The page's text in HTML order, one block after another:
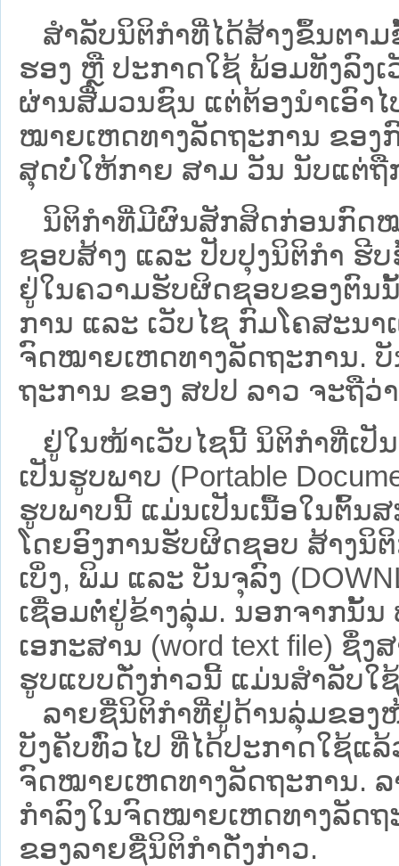
ສໍາລັບນິຕິກໍາທີ່ໄດ້ສ້າງຂຶ້ນຕາ
ຮອງ ຫຼື ປະກາດໃຊ້ ພ້ອມທັງລົງ
ຜ່ານສື່ມວນຊົນ ແຕ່ຕ້ອງນໍາເອົາ
ໝາຍ​ເຫດ​ທາງ​ລັດ​ຖະ​ການ​ ຂອ
ສຸດບໍ່ໃຫ້ກາຍ ສາມ ວັນ ນັບແຕ່ຖື
ນິ​ຕິ​ກຳ​ທີ່​ມີ​ຜົນ​ສັກ​ສິດ​ກ່ອນ​ກົດ​ໝ
ຊອບ​ສ້າງ ແລະ ປັບ​ປຸງນິ​ຕິ​ກຳ ຮີ
ຢູ່ໃນຄວາມຮັບຜິດຊອບຂອງຕົນ
ການ ແລະ ເວັບໄຊ​ ກົມໂຄສະນ
ຈົດໝາຍເຫດທາງລັດຖະການ.
ຖະ​ການ ຂອງ ສປ​ປ ລາວ ​ຈະຖື​
ຢູ່ໃນໜ້າ​ເວັບ​ໄຊ​ນີ້ ນິຕິກຳທີ່ເປັ
ເປັນຮູບພາບ (Portable
ຮູບພາບນີ້ ແມ່ນເປັນເນື້ອໃນຕົ້ນ
ໂດຍອົງການຮັບຜິດຊອບ ສ້າງນິ
ເບິ່ງ, ພິມ ແລະ ບັນຈຸລົງ
ເຊື່ອມຕໍ່ຢູ່ຂ້າງລຸ່ມ. ນອກຈາກນັ້ນ
ເອກະສານ (word text file) ຊຶ່
ຮູບແບບດັ່ງກ່າວນີ້ ແມ່ນສຳລັບໃ
ລາຍຊື່ນິຕິກຳທີ່ຢູ່ດ້ານລຸ່ມຂອງ
ບັງຄັບທົ່ວໄປ ທີ່ໄດ້ປະກາດໃຊ້ແ
ຈົດໝາຍເຫດທາງລັດຖະການ.
ກຳລົງໃນຈົດໝາຍເຫດທາງລັດ
ຂອງລາຍຊື່ນິຕິກໍາດັ່ງກ່າວ.